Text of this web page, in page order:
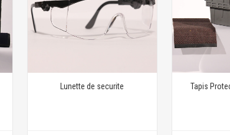
Lunette de securite Tapis